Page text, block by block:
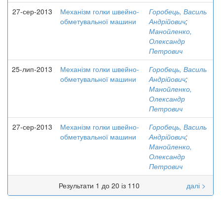
27-сер-2013
Механізм голки швейно-
обметувальної машини
Горобець, Василь
Андрійович;
Манойленко,
Олександр
Петрович
25-лип-2013
Механізм голки швейно-
обметувальної машини
Горобець, Василь
Андрійович;
Манойленко,
Олександр
Петрович
27-сер-2013
Механізм голки швейно-
обметувальної машини
Горобець, Василь
Андрійович;
Манойленко,
Олександр
Петрович
Результати 1 до 20 із 110
далі >